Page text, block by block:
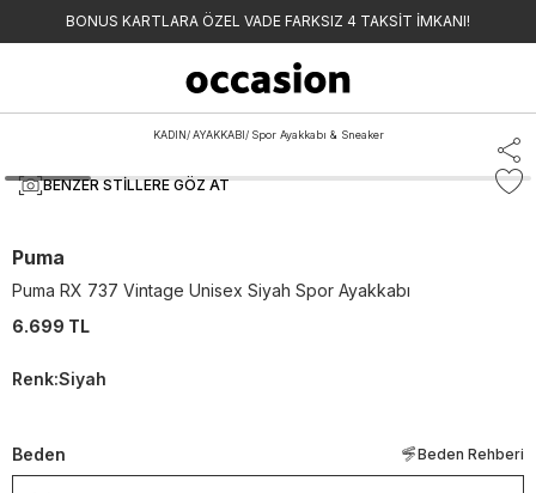
BONUS KARTLARA ÖZEL VADE FARKSIZ 4 TAKSİT İMKANI!
KADIN/ AYAKKABI/ Spor Ayakkabı & Sneaker
BENZER STILLERE GÖZ AT
Puma
Puma RX 737 Vintage Unisex Siyah Spor Ayakkabı
6.699 TL
Renk:Siyah
Beden Beden Rehberi